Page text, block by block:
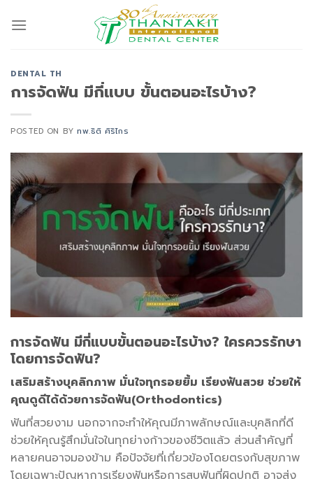
DENTAL TH
การจัดฟัน มีกี่แบบ ขั้นตอนอะไรบ้าง?
POSTED ON BYทพ.ธิติ ศิริไกร
การจัดฟัน มีกี่แบบขั้นตอนอะไรบ้าง? ใครควรรักษา
โดยการจัดฟัน?
เสริมสร้างบุคลิกภาพ มั่นใจทุกรอยยิ้ม เรียงฟันสวย ช่วยให้
คุณดูดีได้ด้วยการจัดฟัน(Orthodontics)
ฟันที่สวยงาม นอกจากจะทำให้คุณมีภาพลักษณ์และบุคลิกที่ดี
ช่วยให้คุณรู้สึกมั่นใจในทุกย่างก้าวของชีวิตแล้ว ส่วนสำคัญที่
หลายคนอาจมองข้าม คือปัจจัยที่เกี่ยวข้องโดยตรงกับสุขภาพ